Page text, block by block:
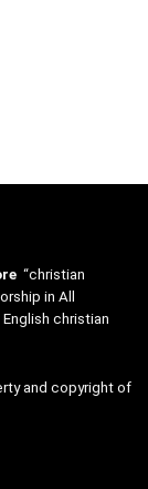
“christian
in All
christian
and copyright of